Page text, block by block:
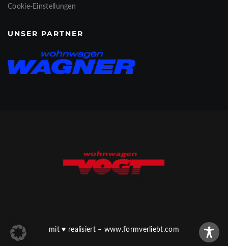
Cookie-Einstellungen
UNSER PARTNER
mit♥ realisiert – www.formverliebt.com